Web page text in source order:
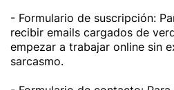
- Formulario de suscripción:
recibir emails cargados de
empezar a trabajar online sin
sarcasmo.